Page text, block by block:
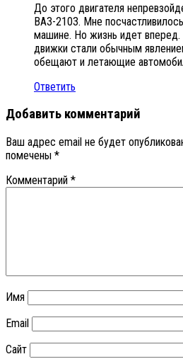
До этого двигателя
ВАЗ-2103. Мне
машине. Но жизнь идет
движки стали обычным
обещают и летающие
Ответить
Добавить комментарий
Ваш адрес email не будет
помечены *
Комментарий *
Имя
Email
Сайт